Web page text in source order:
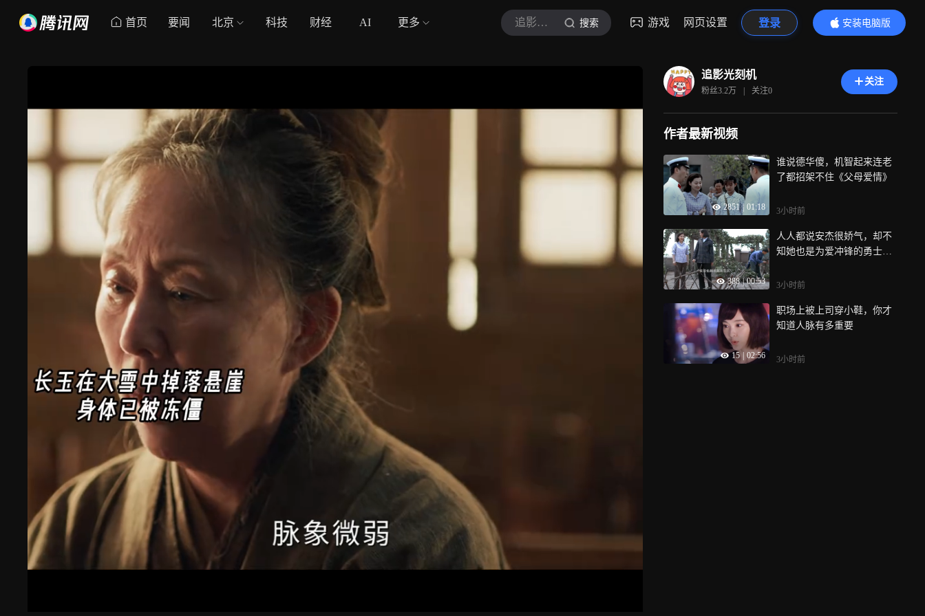
首页 要闻 北京 科技 财经 AI 更多 追影光刻机 搜索 游戏 网页设置 登录
安装电脑版
内容更精彩
追影光刻机
粉丝3.2万 | 关注0
关注
作者最新视频
2851 | 01:18
谁说德华傻，机智起来连老
了都招架不住《父母爱情》
3小时前
388 | 00:53
人人都说安杰很娇气，却不
知她也是为爱冲锋的勇士
3小时前
15 02:56
职场上被上司穿小鞋，你才
知道人脉有多重要
3小时前